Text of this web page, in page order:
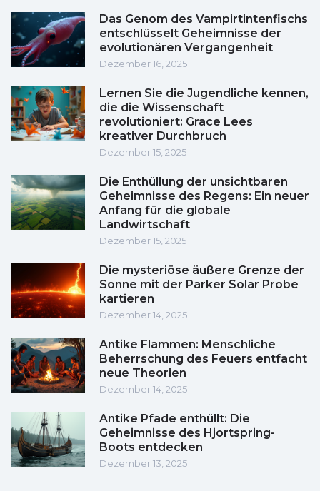
Das Genom des Vampirtintenfischs
entschlüsselt Geheimnisse der
evolutionären Vergangenheit
Dezember 16, 2025
Lernen Sie die Jugendliche kennen,
die die Wissenschaft
revolutioniert: Grace Lees
kreativer Durchbruch
Dezember 15, 2025
Die Enthüllung der unsichtbaren
Geheimnisse des Regens: Ein neuer
Anfang für die globale
Landwirtschaft
Dezember 15, 2025
Die mysteriöse äußere Grenze der
Sonne mit der Parker Solar Probe
kartieren
Dezember 14, 2025
Antike Flammen: Menschliche
Beherrschung des Feuers entfacht
neue Theorien
Dezember 14, 2025
Antike Pfade enthüllt: Die
Geheimnisse des Hjortspring-
Boots entdecken
Dezember 13, 2025